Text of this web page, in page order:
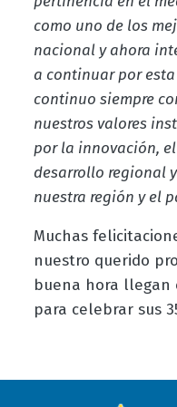
como uno de los
nacional y ahora
a continuar por
continuo siempre
nuestros valores
por la innovación,
desarrollo regional
nuestra región y el
Muchas
nuestro querido
buena hora llegan
para celebrar sus